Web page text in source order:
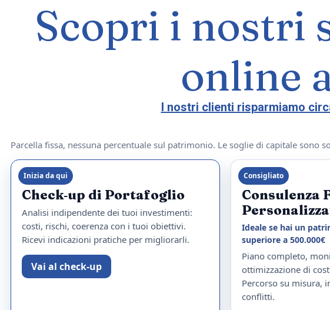
Scopri i nostri
online
I nostri clienti risparmiamo
Parcella fissa, nessuna percentuale sul patrimonio. Le soglie di capitale sono
Inizia da qui
Check‑up di Portafoglio
Analisi indipendente dei tuoi investimenti:
costi, rischi, coerenza con i tuoi obiettivi.
Ricevi indicazioni pratiche per migliorarli.
Vai al check‑up
Consigliato
Consulenza
Ideale se hai un
superiore a 500.000€
Piano completo,
ottimizzazione di
Percorso su misura,
conflitti.